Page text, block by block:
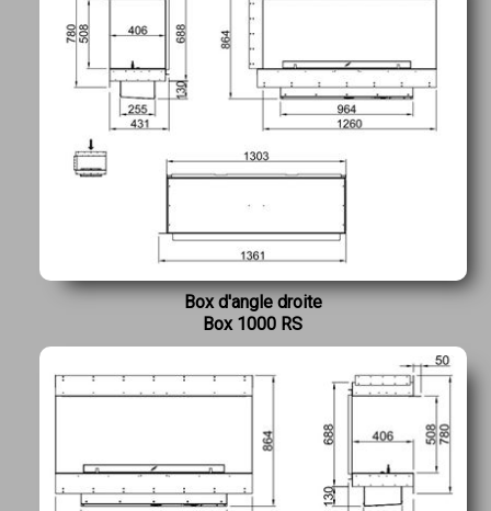
Box d'angle droite
Box 1000 RS